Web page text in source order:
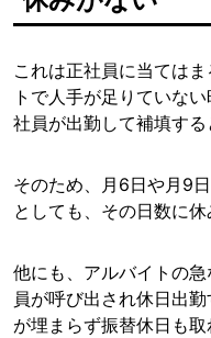
これは正社員に当ては
トで人手が足りていな
社員が出勤して補填する
そのため、月6日や月9
としても、その日数に休
他にも、アルバイトの
員が呼び出され休日出
が埋まらず振替休日も取